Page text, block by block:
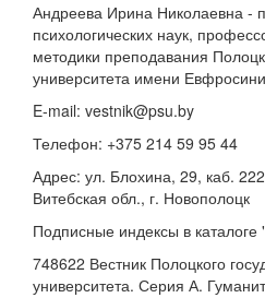
Андреева Ирина Николаевна -
психологических наук,
методики преподавания
университета имени
E-mail: vestnik@psu.by
Телефон: +375 214 59 95 44
Адрес: ул. Блохина, 29, каб.
Витебская обл., г. Новополоцк
Подписные индексы в каталоге
748622 Вестник Полоцкого
университета. Серия А.